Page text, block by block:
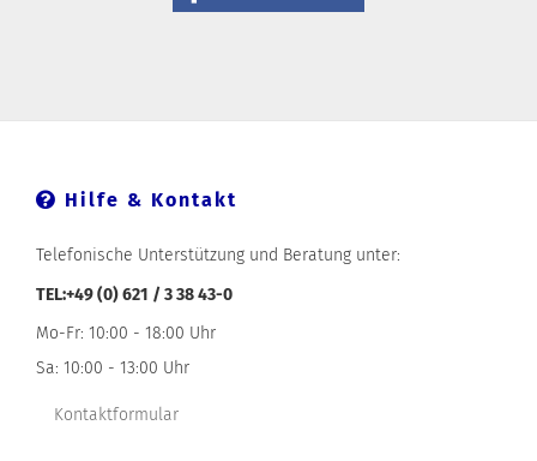
Hilfe & Kontakt
Telefonische Unterstützung und Beratung unter:
TEL:+49 (0) 621 / 3 38 43-0
Mo-Fr: 10:00 - 18:00 Uhr
Sa: 10:00 - 13:00 Uhr
Kontaktformular